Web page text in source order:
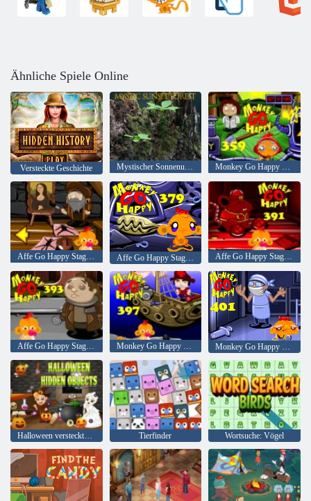
Ähnliche Spiele Online
Versteckte Geschichte Mystischer Sonnenuntergang Wald Monkey Go Happy Stage 359
Affe Go Happy Stage 371 Affe Go Happy Stage 379 Affe Go Happy Stage 391
Affe Go Happy Stage 393 Monkey Go Happy Stage 397 Monkey Go Happy Stage 401
Halloween versteckte Objekte Tierfinder Wortsuche: Vögel